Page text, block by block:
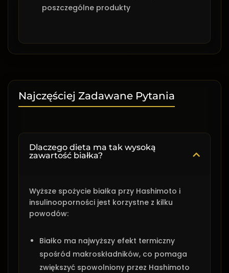
poszczególne produkty
Najczęściej Zadawane Pytania
Dlaczego dieta ma tak wysoką
zawartość białka?
Wyższe spożycie białka przy Hashimoto i
insulinooporności jest korzystne z kilku
powodów:
Białko ma najwyższy efekt termiczny
spośród makroskładników, co pomaga
zwiększyć spowolniony przez Hashimoto